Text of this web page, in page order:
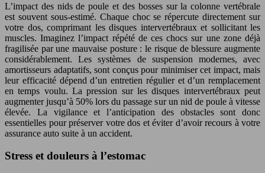
L’impact des nids de poule et des bosses sur la colonne vertébrale
est souvent sous-estimé. Chaque choc se répercute directement sur
votre dos, comprimant les disques intervertébraux et sollicitant les
muscles. Imaginez l’impact répété de ces chocs sur une zone déjà
fragilisée par une mauvaise posture : le risque de blessure augmente
considérablement. Les systèmes de suspension modernes, avec
amortisseurs adaptatifs, sont conçus pour minimiser cet impact, mais
leur efficacité dépend d’un entretien régulier et d’un remplacement
en temps voulu. La pression sur les disques intervertébraux peut
augmenter jusqu’à 50% lors du passage sur un nid de poule à vitesse
élevée. La vigilance et l’anticipation des obstacles sont donc
essentielles pour préserver votre dos et éviter d’avoir recours à votre
assurance auto suite à un accident.
Stress et douleurs à l’estomac